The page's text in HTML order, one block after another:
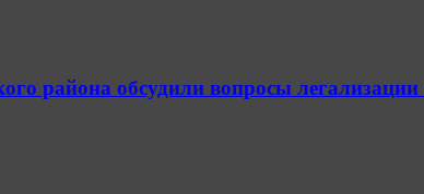
района обсудили вопросы